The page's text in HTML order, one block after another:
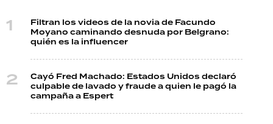
Filtran los videos de la novia de Facundo
Moyano caminando desnuda por Belgrano:
quién es la influencer
Cayó Fred Machado: Estados Unidos declaró
culpable de lavado y fraude a quien le pagó la
campaña a Espert